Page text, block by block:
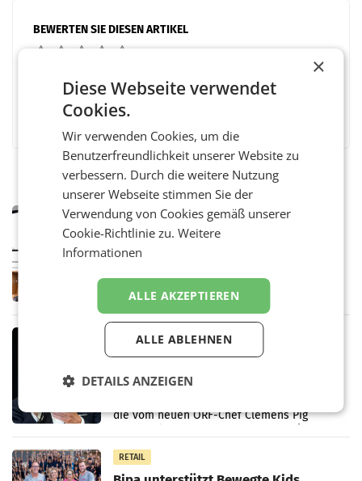
BEWERTEN SIE DIESEN ARTIKEL
FacebookTwitterMessenger
MARKETING & MEDIA
Pilnacek-U-Ausschuss - Presserat
fordert sensible Berichterstattung
dazu auf, im U-Ausschuss zu den
Ermittlungen rund um das Ableben des Ex-
Sektionschefs im Justizministerium, Christian
Pilnacek, auf sensible
MARKETING & MEDIA
Stiftungsrat Lederer wehrt sich in
den SN gegen Vorwürfe
Mehrere Themen beschäftigen derzeit den
die vom neuen ORF-Chef Clemens Pig
RETAIL
×
Diese Webseite verwendet
Cookies.
Wir verwenden Cookies, um die
Benutzerfreundlichkeit unserer Website zu
verbessern. Durch die weitere Nutzung
unserer Webseite stimmen Sie der
Verwendung von Cookies gemäß unserer
Cookie-Richtlinie zu.Weitere
Informationen
ALLE AKZEPTIEREN
ALLE ABLEHNEN
DETAILS ANZEIGEN